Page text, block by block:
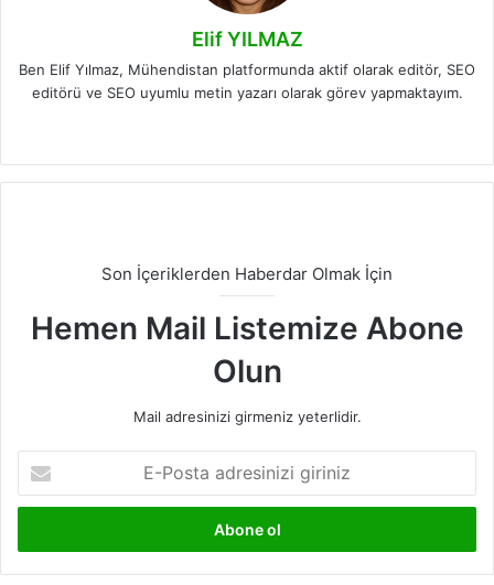
Elif YILMAZ
Ben Elif Yılmaz, Mühendistan platformunda aktif olarak editör, SEO
editörü ve SEO uyumlu metin yazarı olarak görev yapmaktayım.
Son İçeriklerden Haberdar Olmak İçin
Hemen Mail Listemize Abone
Olun
Mail adresinizi girmeniz yeterlidir.
Posta
adresinizi